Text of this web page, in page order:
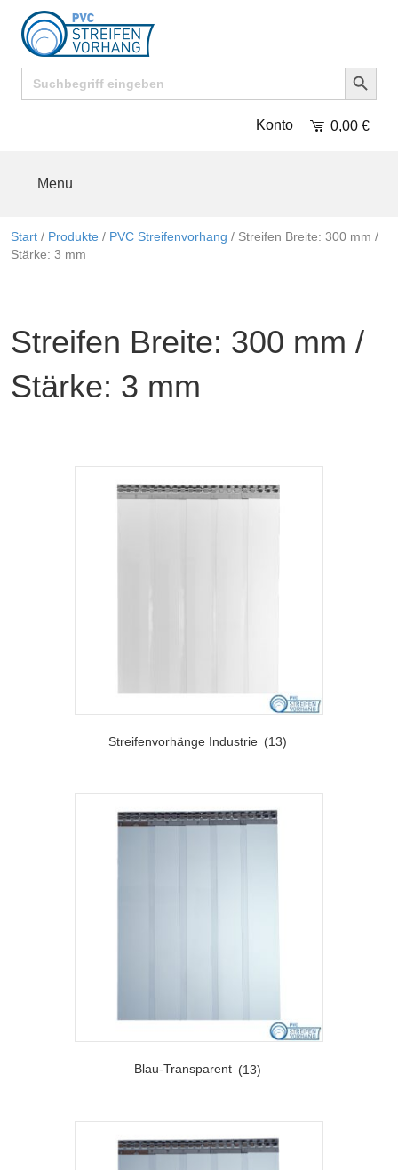
Search
for:
Search Button
Konto 0,00 €
Menu
Start / Produkte / PVC Streifenvorhang / Streifen Breite: 300 mm /
Stärke: 3 mm
Streifen Breite: 300 mm /
Stärke: 3 mm
Streifenvorhänge Industrie (13)
Blau-Transparent (13)